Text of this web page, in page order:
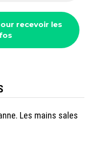
Les mains sales